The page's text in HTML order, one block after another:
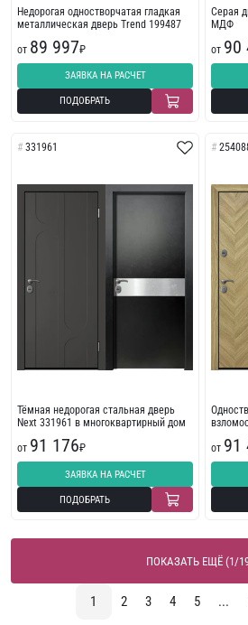
Недорогая одностворчатая гладкая
металлическая дверь Trend 199487
от 89 997₽
ЗАЯВКА НА РАСЧЕТ
ПОДОБРАТЬ
Серая
МДФ
от 90
331961
Тёмная недорогая стальная дверь
Next 331961 в многоквартирный дом
от 91 176₽
ЗАЯВКА НА РАСЧЕТ
ПОДОБРАТЬ
от 91
ПОКАЗАТЬ ЕЩЁ (1/
1 2 3 4 5 ...